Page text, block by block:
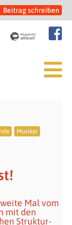
Beitrag schreiben
Musiker
Mal vom
mit den
Struktur-